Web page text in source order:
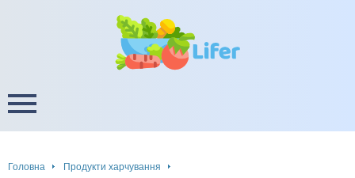
Головна Продукти харчування
/ звуження судин
енергії, уваги